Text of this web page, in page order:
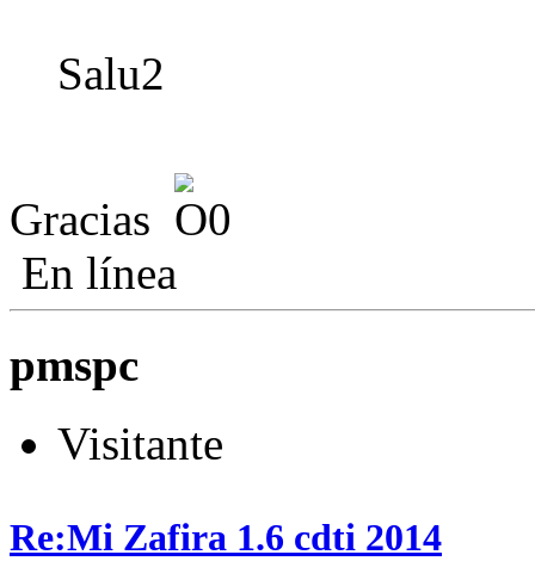
Salu2
Gracias
En línea
pmspc
Visitante
Re:Mi Zafira 1.6 cdti 2014